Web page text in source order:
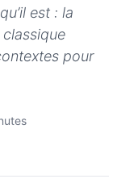
est : la
pour